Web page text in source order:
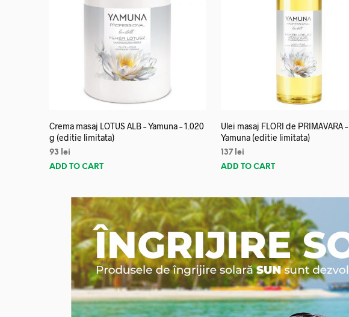
Crema masaj LOTUS ALB – Yamuna – 1.020
g (editie limitata)
93
lei
ADD TO CART
Ulei masaj FLORI de PRIMAVARA –
Yamuna (editie limitata)
137 lei
ADD TO CART